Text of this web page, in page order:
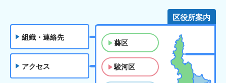
組織・連絡先
アクセス
区役所案内
葵区
駿河区